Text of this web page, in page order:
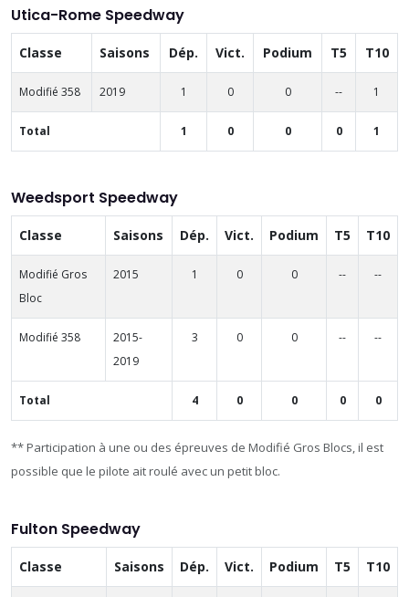
Utica-Rome Speedway
Classe Saisons Dép. Vict. Podium T5 T10
Modifié 358 2019 1 0 0 -- 1
Total 1 0 0 0 1
Weedsport Speedway
Classe Saisons Dép. Vict. Podium T5 T10
Modifié Gros
Bloc
2015 1 0 0 -- --
Modifié 358
2015-
2019
3 0 0 -- --
Total 4 0 0 0 0
** Participation à une ou des épreuves de Modifié Gros Blocs, il est
possible que le pilote ait roulé avec un petit bloc.
Fulton Speedway
Classe Saisons Dép. Vict. Podium T5 T10